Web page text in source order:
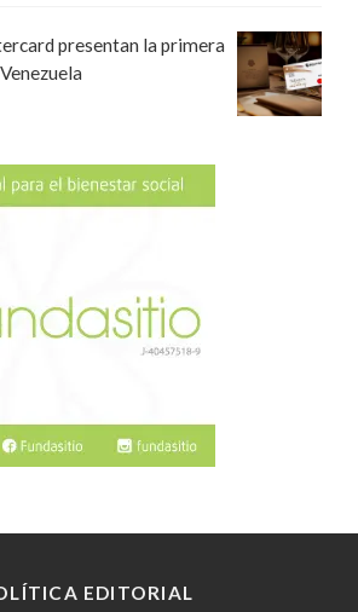
presentan la primera
EDITORIAL